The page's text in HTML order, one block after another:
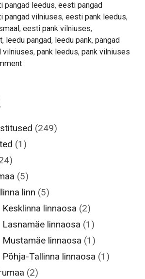
pangad leedus, eesti pangad
pangad vilniuses, eesti pank leedus,
, eesti pank vilniuses,
, leedu pangad, leedu pank, pangad
vilniuses, pank leedus, pank vilniuses
(249)
(1)
(5)
linn (5)
Kesklinna linnaosa (2)
Lasnamäe linnaosa (1)
Mustamäe linnaosa (1)
Põhja-Tallinna linnaosa (1)
(2)